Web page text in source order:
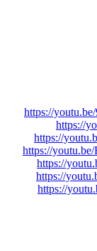
https://
https://
https://
https://
https://
https://
https://